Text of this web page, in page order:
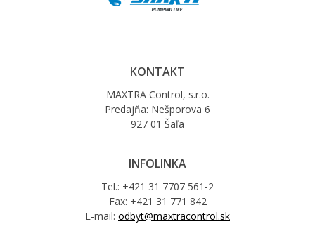
KONTAKT
MAXTRA Control, s.r.o.
Predajňa: Nešporova 6
927 01 Šaľa
INFOLINKA
Tel.: +421 31 7707 561-2
Fax: +421 31 771 842
E-mail: odbyt@maxtracontrol.sk